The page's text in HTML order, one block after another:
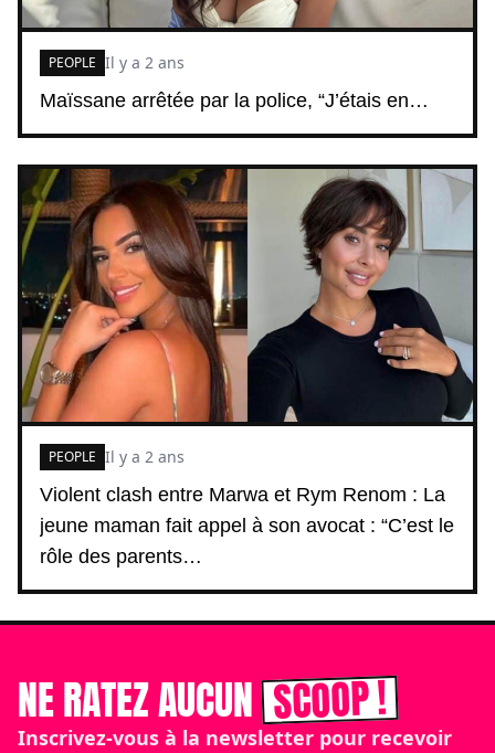
Maïssane arrêtée par la police, “J’étais en…
PEOPLE Il y a 2 ans
Violent clash entre Marwa et Rym Renom : La
jeune maman fait appel à son avocat : “C’est le
rôle des parents…
PEOPLE Il y a 2 ans
NE RATEZ AUCUNSCOOP !
Inscrivez-vous à la newsletter pour recevoir